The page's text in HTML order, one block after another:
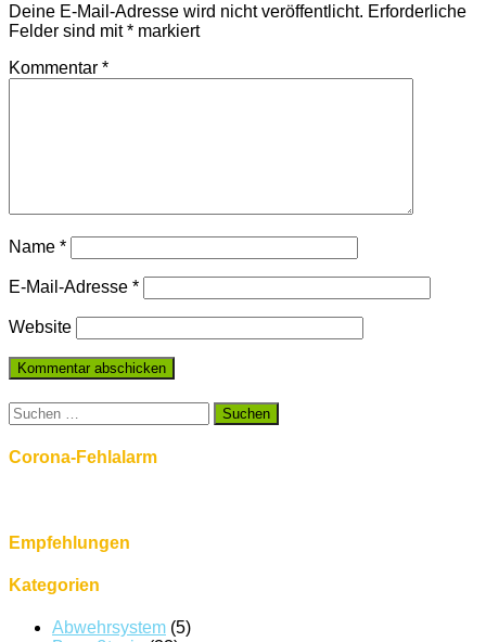
Deine E-Mail-Adresse wird nicht veröffentlicht. Erforderliche
Felder sind mit* markiert
Kommentar *
Name *
E-Mail-Adresse *
Website
Suchen
nach:
Corona-Fehlalarm
Empfehlungen
Kategorien
Abwehrsystem (5)